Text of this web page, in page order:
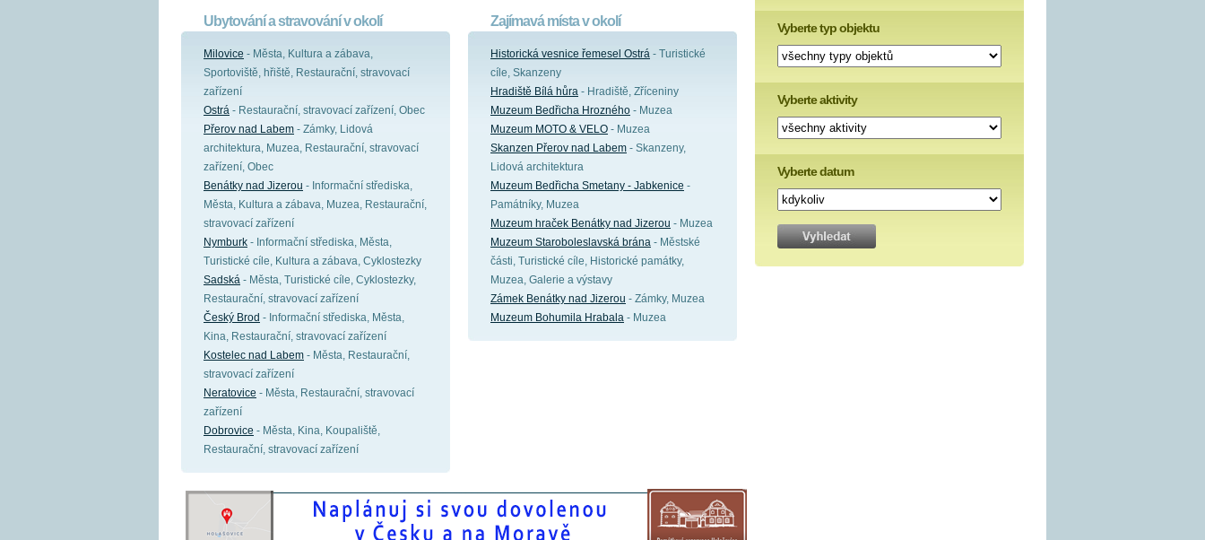
Ubytování a stravování v okolí
Milovice - Města, Kultura a zábava,
Sportoviště, hřiště, Restaurační, stravovací
zařízení
Ostrá - Restaurační, stravovací zařízení, Obec
Přerov nad Labem - Zámky, Lidová
architektura, Muzea, Restaurační, stravovací
zařízení, Obec
Benátky nad Jizerou - Informační střediska,
Města, Kultura a zábava, Muzea, Restaurační,
stravovací zařízení
Nymburk - Informační střediska, Města,
Turistické cíle, Kultura a zábava, Cyklostezky
Sadská - Města, Turistické cíle, Cyklostezky,
Restaurační, stravovací zařízení
Český Brod - Informační střediska, Města,
Kina, Restaurační, stravovací zařízení
Kostelec nad Labem - Města, Restaurační,
stravovací zařízení
Neratovice - Města, Restaurační, stravovací
zařízení
Dobrovice - Města, Kina, Koupaliště,
Restaurační, stravovací zařízení
Zajímavá místa v okolí
Historická vesnice řemesel Ostrá - Turistické
cíle, Skanzeny
Hradiště Bílá hůra - Hradiště, Zříceniny
Muzeum Bedřicha Hrozného - Muzea
Muzeum MOTO & VELO - Muzea
Skanzen Přerov nad Labem - Skanzeny,
Lidová architektura
Muzeum Bedřicha Smetany - Jabkenice -
Památníky, Muzea
Muzeum hraček Benátky nad Jizerou - Muzea
Muzeum Staroboleslavská brána - Městské
části, Turistické cíle, Historické památky,
Muzea, Galerie a výstavy
Zámek Benátky nad Jizerou - Zámky, Muzea
Muzeum Bohumila Hrabala - Muzea
Vyberte typ objektu
Vyberte aktivity
Vyberte datum